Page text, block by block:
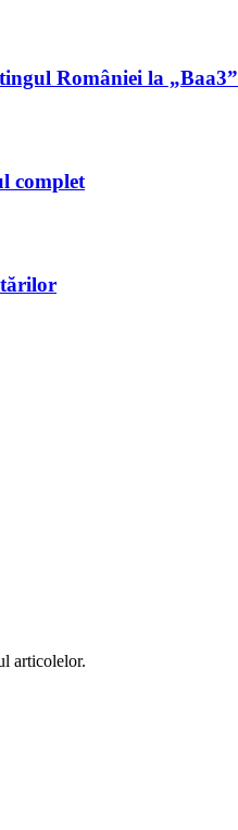
României la „Baa3”
complet
articolelor.